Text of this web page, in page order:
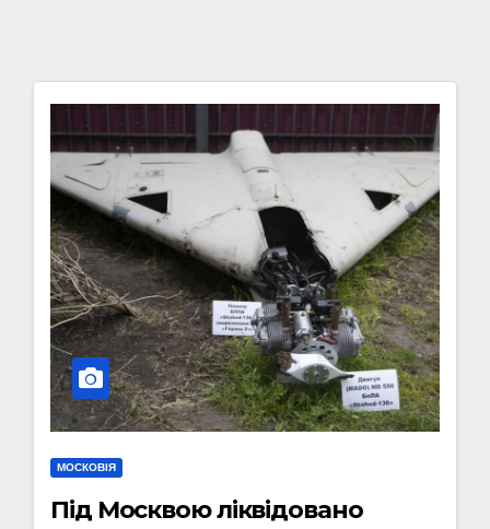
МОСКОВІЯ
Під Москвою ліквідовано